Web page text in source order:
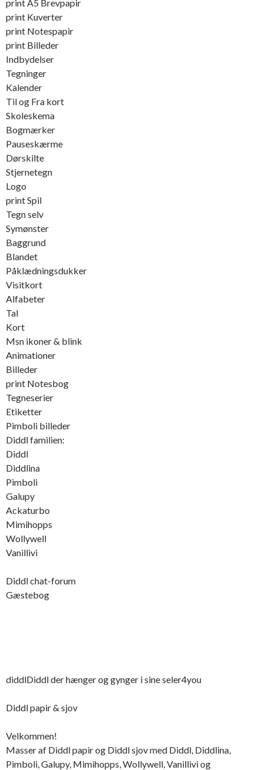
print A5 Brevpapir
print Kuverter
print Notespapir
print Billeder
Indbydelser
Tegninger
Kalender
Til og Fra kort
Skoleskema
Bogmærker
Pauseskærme
Dørskilte
Stjernetegn
Logo
print Spil
Tegn selv
Symønster
Baggrund
Blandet
Påklædningsdukker
Visitkort
Alfabeter
Tal
Kort
Msn ikoner & blink
Animationer
Billeder
print Notesbog
Tegneserier
Etiketter
Pimboli billeder
Diddl familien:
Diddl
Diddlina
Pimboli
Galupy
Ackaturbo
Mimihopps
Wollywell
Vanillivi
Diddl chat-forum
Gæstebog
diddlDiddl der hænger og gynger i sine seler4you
Diddl papir & sjov
Velkommen!
Masser af Diddl papir og Diddl sjov med Diddl, Diddlina,
Pimboli, Galupy, Mimihopps, Wollywell, Vanillivi og